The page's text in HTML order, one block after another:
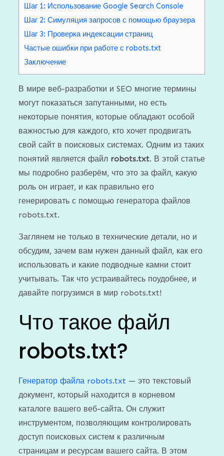
Шаг 1: Использование Google Search Console
Шаг 2: Симуляция запросов с помощью браузера
Шаг 3: Проверка индексации страниц
Частые ошибки при работе с robots.txt
Заключение
В мире веб-разработки и SEO многие термины
могут показаться запутанными, но есть
некоторые понятия, которые обладают особой
важностью для каждого, кто хочет продвигать
свой сайт в поисковых системах. Одним из таких
понятий является файл robots.txt. В этой статье
мы подробно разберём, что это за файл, какую
роль он играет, и как правильно его
генерировать с помощью генератора файлов
robots.txt.
Заглянем не только в технические детали, но и
обсудим, зачем вам нужен данный файл, как его
использовать и какие подводные камни стоит
учитывать. Так что устраивайтесь поудобнее, и
давайте погрузимся в мир robots.txt!
Что такое файл
robots.txt?
Генератор файла robots.txt — это текстовый
документ, который находится в корневом
каталоге вашего веб-сайта. Он служит
инструментом, позволяющим контролировать
доступ поисковых систем к различным
страницам и ресурсам вашего сайта. В этом